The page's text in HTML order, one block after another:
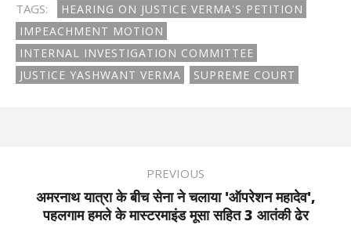
TAGS:
HEARING ON JUSTICE VERMA'S PETITION
IMPEACHMENT MOTION
INTERNAL INVESTIGATION COMMITTEE
JUSTICE YASHWANT VERMA
SUPREME COURT
PREVIOUS
अमरनाथ यात्रा के बीच सेना ने चलाया 'ऑपरेशन महादेव',
पहलगाम हमले के मास्टरमाइंड मूसा सहित 3 आतंकी ढेर